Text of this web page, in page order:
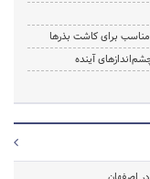
برای کاشت بذرها
آینده